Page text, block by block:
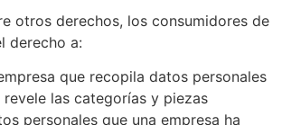
otros derechos, los consumidores de
derecho a:
que recopila datos personales
las categorías y piezas
personales que una empresa ha